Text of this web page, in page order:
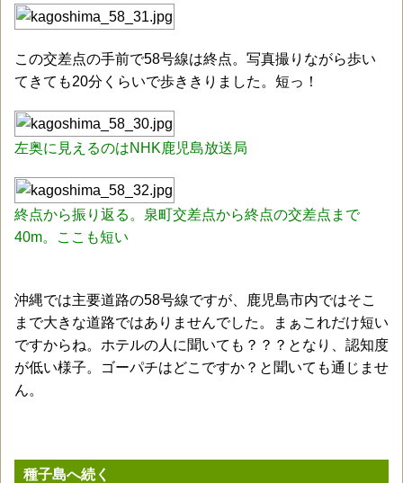
この交差点の手前で58号線は終点。写真撮りながら歩い
てきても20分くらいで歩ききりました。短っ！
左奥に見えるのはNHK鹿児島放送局
終点から振り返る。泉町交差点から終点の交差点まで
40m。ここも短い
沖縄では主要道路の58号線ですが、鹿児島市内ではそこ
まで大きな道路ではありませんでした。まぁこれだけ短い
ですからね。ホテルの人に聞いても？？？となり、認知度
が低い様子。ゴーパチはどこですか？と聞いても通じませ
ん。
種子島へ続く